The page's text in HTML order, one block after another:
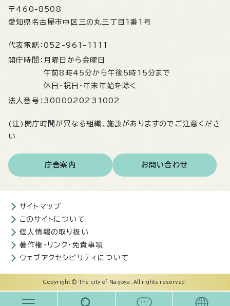
〒460-8508
愛知県名古屋市中区三の丸三丁目1番1号
代表電話： 052-961-1111
開庁時間： 月曜日から金曜日
午前8時45分から午後5時15分まで
休日・祝日・年末年始を除く
法人番号： 3000020231002
(注)開庁時間が異なる組織、施設がありますのでご注意くださ
い
庁舎案内 お問い合わせ
サイトマップ
このサイトについて
個人情報の取り扱い
著作権・リンク・免責事項
ウェブアクセシビリティについて
Copyright © The city of Nagoya. All rights reserved.